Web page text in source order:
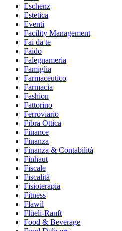
Eschenz
Estetica
Eventi
Facility Management
Fai da te
Faido
Falegnameria
Famiglia
Farmaceutico
Farmacia
Fashion
Fattorino
Ferroviario
Fibra Ottica
Finance
Finanza
Finanza & Contabilità
Finhaut
Fiscale
Fiscalità
Fisioterapia
Fitness
Flawil
Flüeli-Ranft
Food & Beverage